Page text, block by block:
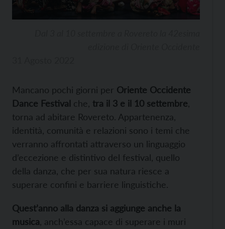
Mancano pochi giorni per Oriente Occidente
Dance Festival che, tra il 3 e il 10 settembre
torna ad abitare Rovereto. Appartenenza,
identità, comunità e relazioni sono i temi che
verranno affrontati attraverso un linguaggio
d’eccezione e distintivo del festival, quello
della danza, che per sua natura riesce a
superare confini e barriere linguistiche.
Quest’anno alla danza si aggiunge anche la
musica , anch’essa capace di superare i muri